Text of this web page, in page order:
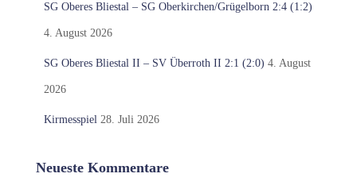
SG Oberes Bliestal – SG Oberkirchen/Grügelborn 2:4 (1:2)
4. August 2026
SG Oberes Bliestal II – SV Überroth II 2:1 (2:0) 4. August
2026
Kirmesspiel 28. Juli 2026
Neueste Kommentare